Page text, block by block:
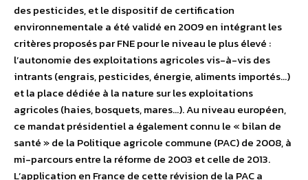
des pesticides, et le dispositif de certification
environnementale a été validé en 2009 en intégrant les
critères proposés par FNE pour le niveau le plus élevé :
l’autonomie des exploitations agricoles vis-à-vis des
intrants (engrais, pesticides, énergie, aliments importés…)
et la place dédiée à la nature sur les exploitations
agricoles (haies, bosquets, mares…). Au niveau européen,
ce mandat présidentiel a également connu le « bilan de
santé » de la Politique agricole commune (PAC) de 2008, à
mi-parcours entre la réforme de 2003 et celle de 2013.
L’application en France de cette révision de la PAC a